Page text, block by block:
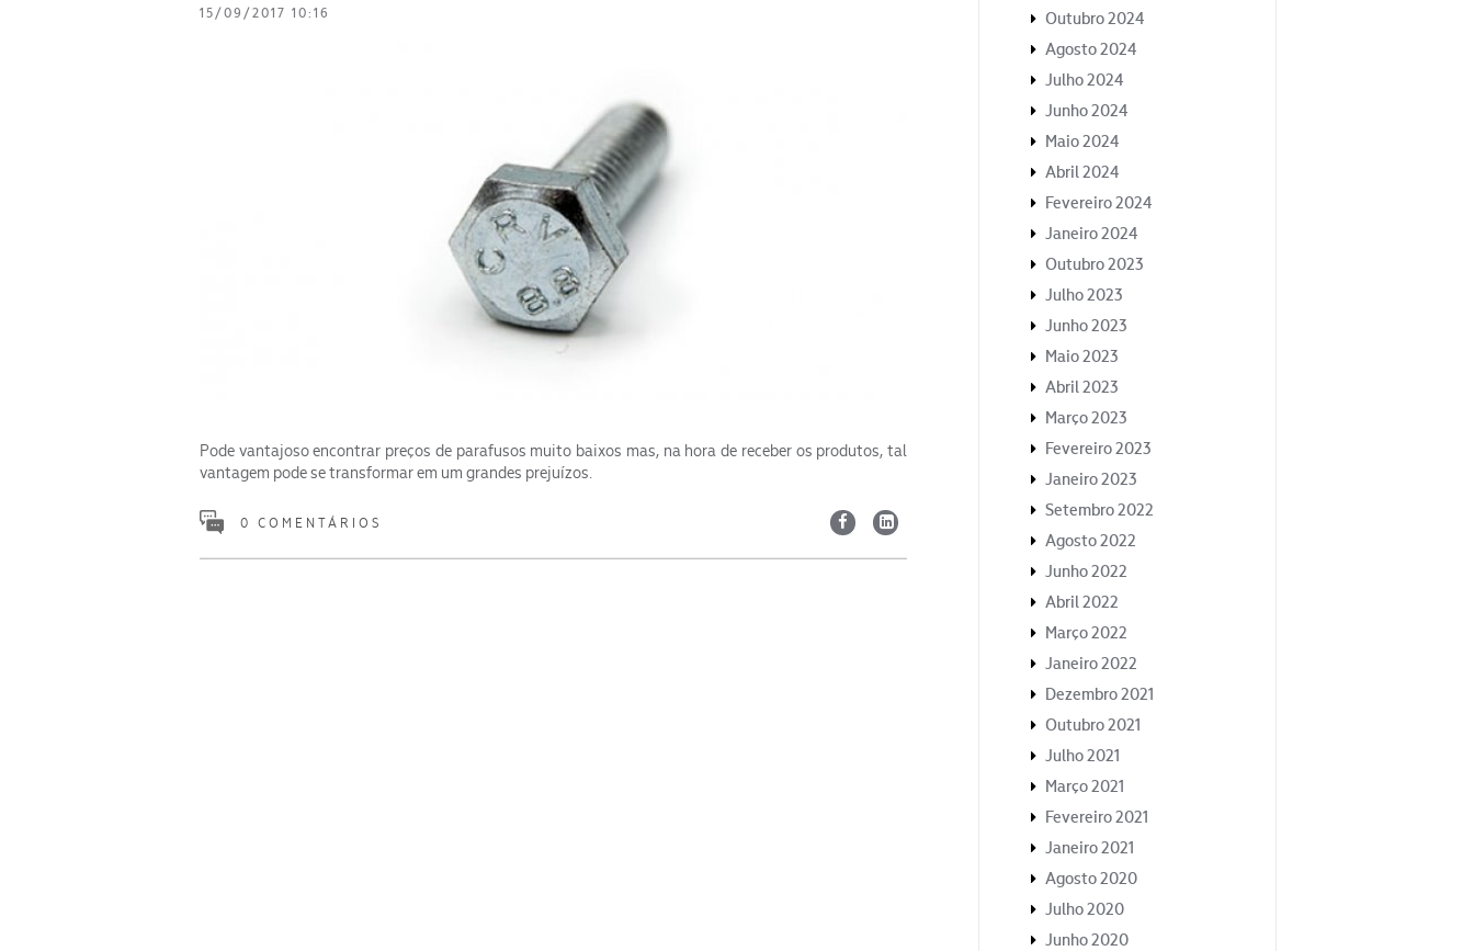
15/09/2017 10:16
Pode vantajoso encontrar preços de parafusos muito baixos mas, na hora de receber os produtos, tal
vantagem pode se transformar em um grandes prejuízos.
0 COMENTÁRIOS
Outubro 2024
Agosto 2024
Julho 2024
Junho 2024
Maio 2024
Abril 2024
Fevereiro 2024
Janeiro 2024
Outubro 2023
Julho 2023
Junho 2023
Maio 2023
Abril 2023
Março 2023
Fevereiro 2023
Janeiro 2023
Setembro 2022
Agosto 2022
Junho 2022
Abril 2022
Março 2022
Janeiro 2022
Dezembro 2021
Outubro 2021
Julho 2021
Março 2021
Fevereiro 2021
Janeiro 2021
Agosto 2020
Julho 2020
Junho 2020